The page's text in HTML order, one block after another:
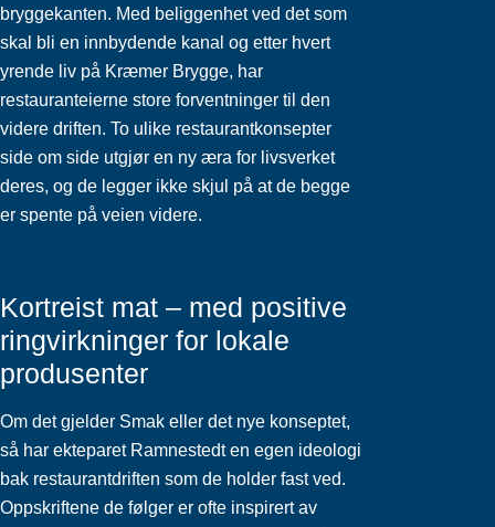
bryggekanten. Med beliggenhet ved det som
skal bli en innbydende kanal og etter hvert
yrende liv på Kræmer Brygge, har
restauranteierne store forventninger til den
videre driften. To ulike restaurantkonsepter
side om side utgjør en ny æra for livsverket
deres, og de legger ikke skjul på at de begge
er spente på veien videre.
Kortreist mat – med positive
ringvirkninger for lokale
produsenter
Om det gjelder Smak eller det nye konseptet,
så har ekteparet Ramnestedt en egen ideologi
bak restaurantdriften som de holder fast ved.
Oppskriftene de følger er ofte inspirert av